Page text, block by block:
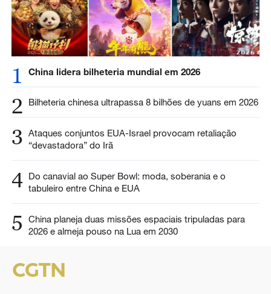
1 China lidera bilheteria mundial em 2026
2 Bilheteria chinesa ultrapassa 8 bilhões de yuans em 2026
3 Ataques conjuntos EUA-Israel provocam retaliação
“devastadora” do Irã
4 Do canavial ao Super Bowl: moda, soberania e o
tabuleiro entre China e EUA
5
China planeja duas missões espaciais tripuladas para
2026 e almeja pouso na Lua em 2030